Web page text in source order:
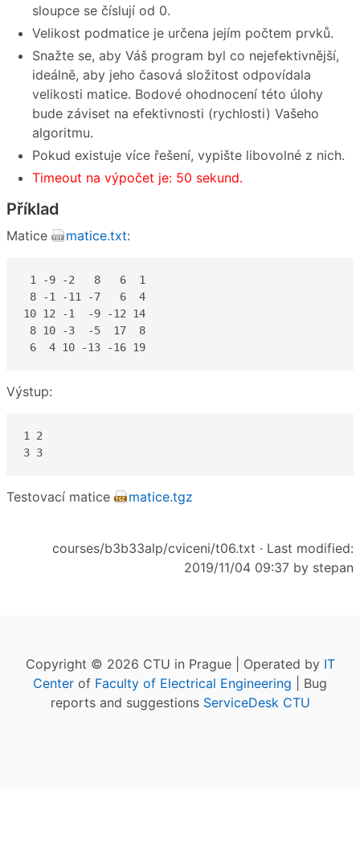
sloupce se číslují od 0.
Velikost podmatice je určena jejím počtem prvků.
Snažte se, aby Váš program byl co nejefektivnější,
ideálně, aby jeho časová složitost odpovídala
velikosti matice. Bodové ohodnocení této úlohy
bude záviset na efektivnosti (rychlosti) Vašeho
algoritmu.
Pokud existuje více řešení, vypište libovolné z nich.
Timeout na výpočet je: 50 sekund.
Příklad
Matice matice.txt:
1 -9 -2   8   6  1
8 -1 -11 -7   6  4
10 12 -1  -9 -12 14
8 10 -3  -5  17  8
6  4 10 -13 -16 19
Výstup:
1 2
3 3
Testovací matice matice.tgz
courses/b3b33alp/cviceni/t06.txt · Last modified:
2019/11/04 09:37 by stepan
Copyright © 2026 CTU in Prague | Operated by IT
Center of Faculty of Electrical Engineering | Bug
reports and suggestions ServiceDesk CTU